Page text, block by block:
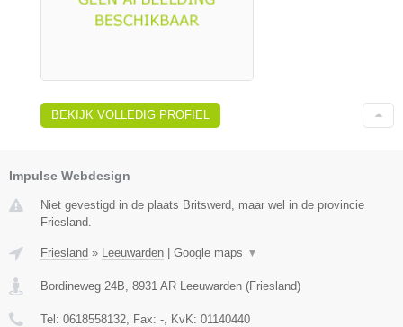
BEKIJK VOLLEDIG PROFIEL
Impulse Webdesign
Niet gevestigd in de plaats Britswerd, maar wel in de provincie
Friesland.
Friesland » Leeuwarden | Google maps ▼
Bordineweg 24B 8931 AR Leeuwarden (Friesland)
Tel: 0618558132 , Fax: - , KvK: 01140440